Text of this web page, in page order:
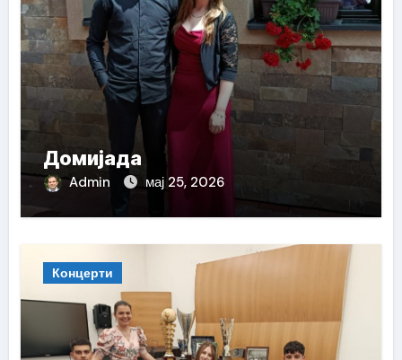
Домијада
Admin мај 25, 2026
Концерти